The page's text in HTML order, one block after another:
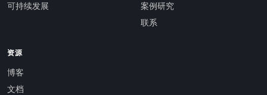
可持续发展
案例研究
联系
资源
博客
文档